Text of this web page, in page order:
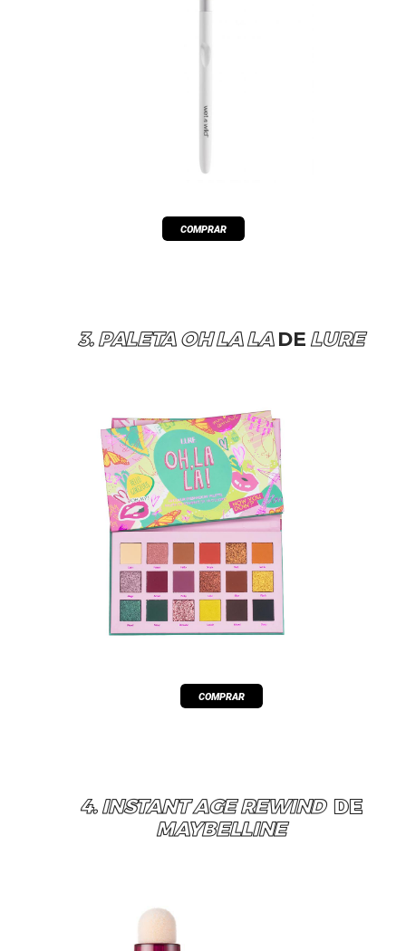
3. PALETA OH LA LADELURE
4. INSTANT AGE REWINDDE
MAYBELLINE